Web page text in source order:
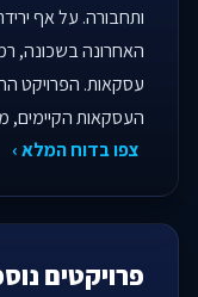
עסקאות. הפרויקט
העסקאות
צפו בדוח המלא ›
פרויקטים